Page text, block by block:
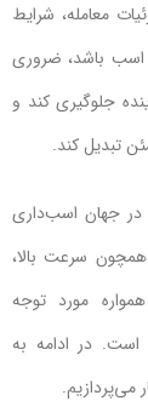
معامله، شرایط
اسب باشد، ضروری
جلوگیری کند و
تبدیل کند.
در جهان اسب‌داری
سرعت بالا،
مورد توجه
است. در ادامه به